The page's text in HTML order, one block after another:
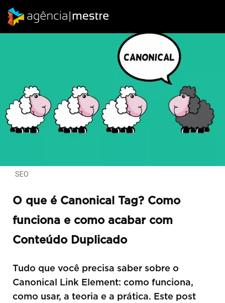
SEO
O que é Canonical Tag? Como
funciona e como acabar com
Conteúdo Duplicado
Tudo que você precisa saber sobre o
Canonical Link Element: como funciona,
como usar, a teoria e a prática. Este post